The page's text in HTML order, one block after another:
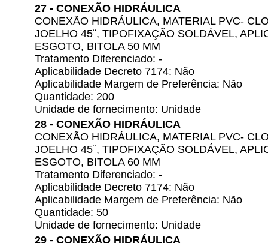
27 - CONEXÃO HIDRÁULICA
CONEXÃO HIDRÁULICA, MATERIAL PVC-
JOELHO 45¨, TIPOFIXAÇÃO SOLDÁVEL,
ESGOTO, BITOLA 50 MM
Tratamento Diferenciado: -
Aplicabilidade Decreto 7174: Não
Aplicabilidade Margem de Preferência: Não
Quantidade: 200
Unidade de fornecimento: Unidade
28 - CONEXÃO HIDRÁULICA
CONEXÃO HIDRÁULICA, MATERIAL PVC-
JOELHO 45¨, TIPOFIXAÇÃO SOLDÁVEL,
ESGOTO, BITOLA 60 MM
Tratamento Diferenciado: -
Aplicabilidade Decreto 7174: Não
Aplicabilidade Margem de Preferência: Não
Quantidade: 50
Unidade de fornecimento: Unidade
29 - CONEXÃO HIDRÁULICA